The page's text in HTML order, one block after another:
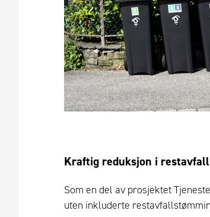
Kraftig reduksjon i restavfall
Som en del av prosjektet
uten inkluderte